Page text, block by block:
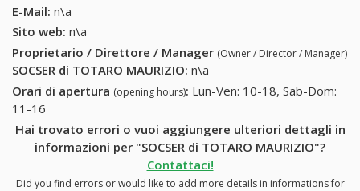
E-Mail: n\a
Sito web: n\a
Proprietario / Direttore / Manager (Owner / Director / Manager)
SOCSER di TOTARO MAURIZIO: n\a
Orari di apertura (opening hours): Lun-Ven: 10-18, Sab-Dom:
11-16
Hai trovato errori o vuoi aggiungere ulteriori dettagli in
informazioni per "SOCSER di TOTARO MAURIZIO"?
Contattaci!
Did you find errors or would like to add more details in informations for